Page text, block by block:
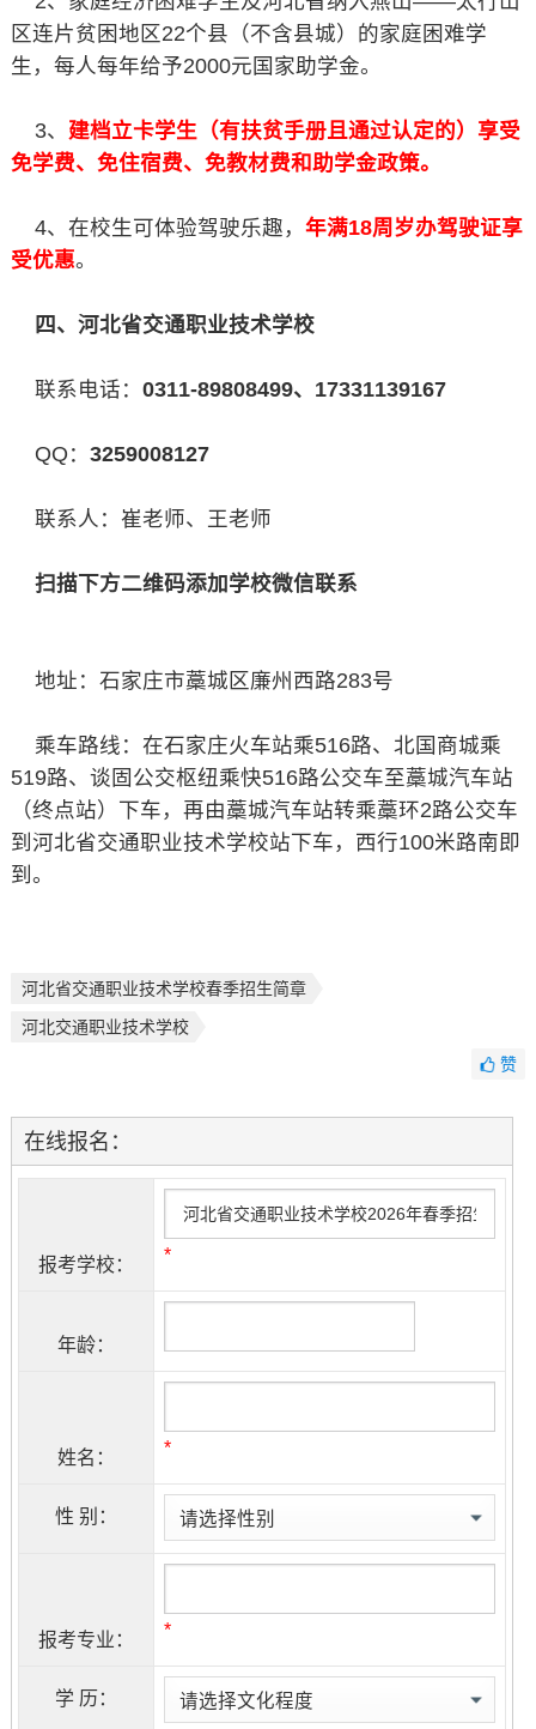
区连片贫困地区22个县（不含县城）的家庭困难学
生，每人每年给予2000元国家助学金。
3、 建档立卡学生（有扶贫手册且通过认定的）享受
免学费、免住宿费、免教材费和助学金政策。
4、在校生可体验驾驶乐趣， 年满18周岁办驾驶证享
受优惠。
四、河北省交通职业技术学校
联系电话： 0311-89808499、17331139167
QQ： 3259008127
联系人：崔老师、王老师
扫描下方二维码添加学校微信联系
地址：石家庄市藁城区廉州西路283号
乘车路线：在石家庄火车站乘516路、北国商城乘
519路、谈固公交枢纽乘快516路公交车至藁城汽车站
（终点站）下车，再由藁城汽车站转乘藁环2路公交车
到河北省交通职业技术学校站下车，西行100米路南即
到。
河北省交通职业技术学校春季招生简章
河北交通职业技术学校
赞
在线报名：
报考学校： *
年龄：
姓名： *
性 别：
报考专业： *
学 历：